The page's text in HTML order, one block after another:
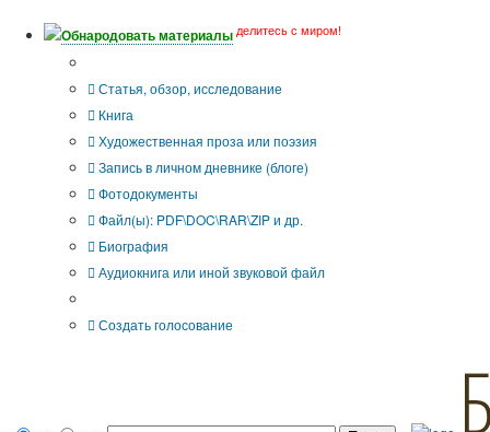
Обнародовать материалы делитесь с миром!
Статья, обзор, исследование
Книга
Художественная проза или поэзия
Запись в личном дневнике (блоге)
Фотодокументы
Файл(ы): PDF\DOC\RAR\ZIP и др.
Биография
Аудиокнига или иной звуковой файл
Создать голосование